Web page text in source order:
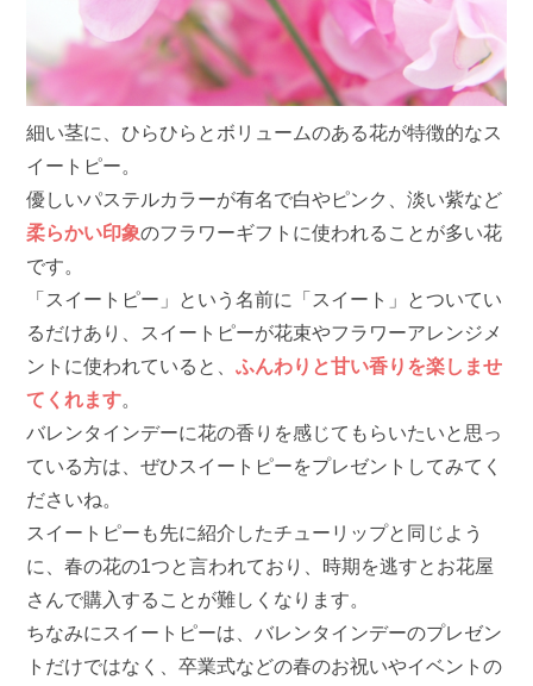
細い茎に、ひらひらとボリュームのある花が特徴的なス
イートピー。
優しいパステルカラーが有名で白やピンク、淡い紫など
柔らかい印象のフラワーギフトに使われることが多い花
です。
「スイートピー」という名前に「スイート」とついてい
るだけあり、スイートピーが花束やフラワーアレンジメ
ントに使われていると、ふんわりと甘い香りを楽しませ
てくれます。
バレンタインデーに花の香りを感じてもらいたいと思っ
ている方は、ぜひスイートピーをプレゼントしてみてく
ださいね。
スイートピーも先に紹介したチューリップと同じよう
に、春の花の1つと言われており、時期を逃すとお花屋
さんで購入することが難しくなります。
ちなみにスイートピーは、バレンタインデーのプレゼン
トだけではなく、卒業式などの春のお祝いやイベントの